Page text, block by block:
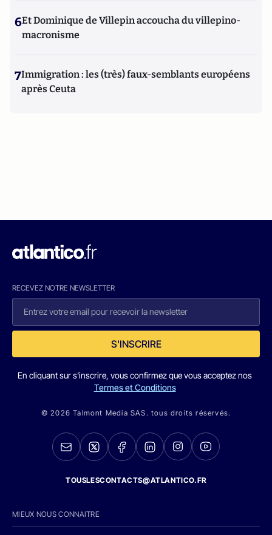
6Et Dominique de Villepin accoucha du villepino-
macronisme
7Immigration : les (très) faux-semblants européens
après Ceuta
RECEVEZ NOTRE NEWSLETTER
S'INSCRIRE
En cliquant sur s'inscrire, vous confirmez que vous acceptez nos
Termes et Conditions
© 2026 Talmont Media SAS. tous droits réservés.
TOUSLESCONTACTS@ATLANTICO.FR
MIEUX NOUS CONNAITRE